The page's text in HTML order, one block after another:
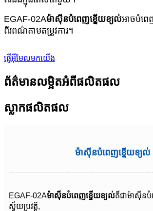
EGAF-02Aម៉ាស៊ីនបំពេញខ្នើយខ្យល់អាចបំព
ពីរពណ៌តាមតម្រូវការ។
ផ្ញើអ៊ីមែលមកយើង
ព័ត៌មានលម្អិតអំពីផលិតផល
ស្លាកផលិតផល
ម៉ាស៊ីនបំពេញខ្នើយខ្យល់
EGAF-02Aម៉ាស៊ីនបំពេញខ្នើយខ្យល់គឺជាម៉ាស៊ីន
ស្វ័យប្រវត្តិ,